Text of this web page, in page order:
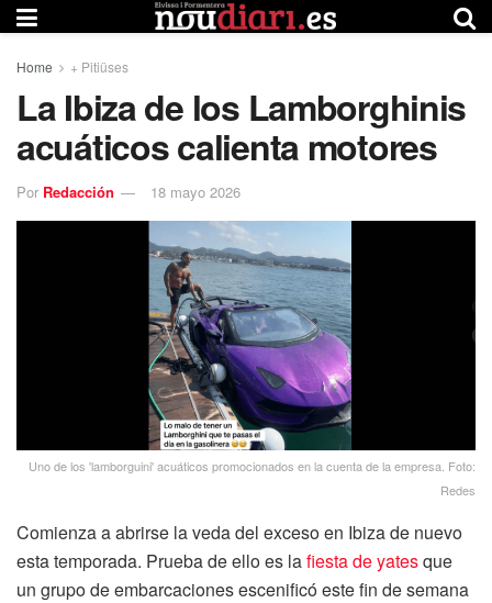
Home + Pitiüses
La Ibiza de los Lamborghinis
acuáticos calienta motores
Por Redacción 18 mayo 2026
Uno de los 'lamborguini' acuáticos promocionados en la cuenta de la empresa. Foto:
Redes
Comienza a abrirse la veda del exceso en Ibiza de nuevo
esta temporada. Prueba de ello es lafiesta de yatesque
un grupo de embarcaciones escenificó este fin de semana